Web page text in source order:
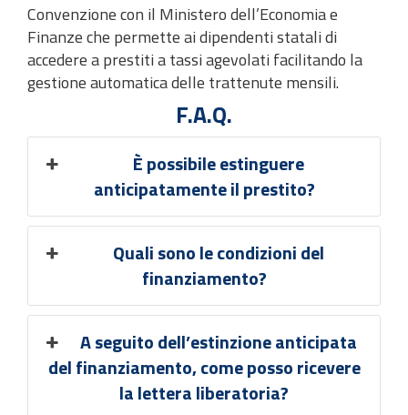
Convenzione con il Ministero dell’Economia e
Finanze che permette ai dipendenti statali di
accedere a prestiti a tassi agevolati facilitando la
gestione automatica delle trattenute mensili.
F.A.Q.
È possibile estinguere
anticipatamente il prestito?
Quali sono le condizioni del
finanziamento?
A seguito dell’estinzione anticipata
del finanziamento, come posso ricevere
la lettera liberatoria?